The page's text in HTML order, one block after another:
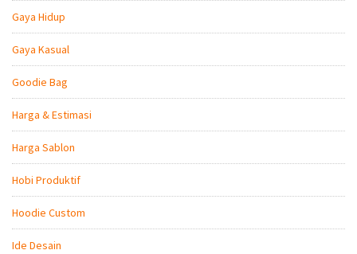
Gaya Hidup
Gaya Kasual
Goodie Bag
Harga & Estimasi
Harga Sablon
Hobi Produktif
Hoodie Custom
Ide Desain